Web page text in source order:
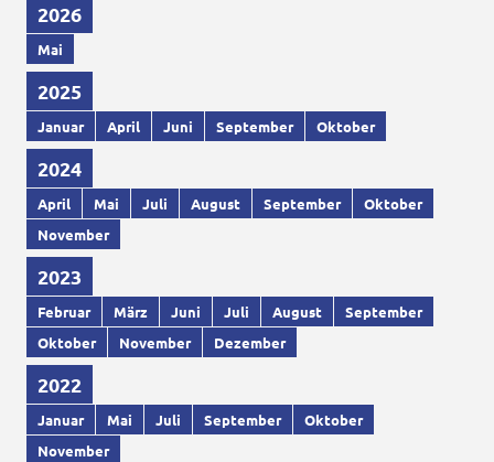
2026
Mai
2025
Januar April Juni September Oktober
2024
April Mai Juli August September
Oktober
November
2023
Februar März Juni Juli August
September
Oktober
November Dezember
2022
Januar Mai Juli September
Oktober
November